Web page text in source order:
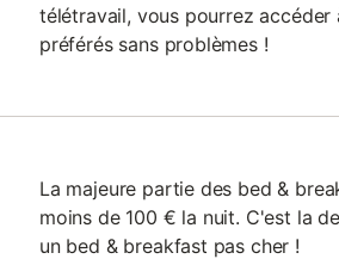
télétravail, vous pourrez
préférés sans problèmes !
La majeure partie des bed &
moins de 100 € la nuit. C'est la
un bed & breakfast pas cher !